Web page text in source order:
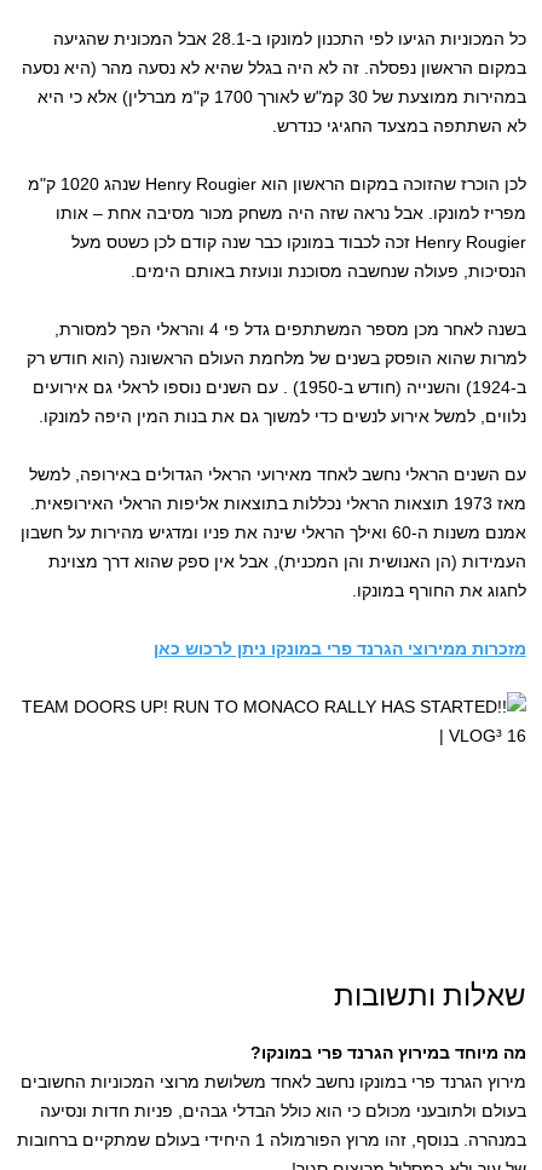
כל המכוניות הגיעו לפי התכנון למונקו ב-28.1 אבל המכונית שהגיעה
במקום הראשון נפסלה. זה לא היה בגלל שהיא לא נסעה מהר (היא נסעה
במהירות ממוצעת של 30 קמ"ש לאורך 1700 ק"מ מברלין) אלא כי היא
לא השתתפה במצעד החגיגי כנדרש.
לכן הוכרז שהזוכה במקום הראשון הוא Henry Rougier שנהג 1020 ק"מ
מפריז למונקו. אבל נראה שזה היה משחק מכור מסיבה אחת – אותו
Henry Rougier זכה לכבוד במונקו כבר שנה קודם לכן כשטס מעל
הנסיכות, פעולה שנחשבה מסוכנת ונועזת באותם הימים.
בשנה לאחר מכן מספר המשתתפים גדל פי 4 והראלי הפך למסורת,
למרות שהוא הופסק בשנים של מלחמת העולם הראשונה (הוא חודש רק
ב-1924) והשנייה (חודש ב-1950) . עם השנים נוספו לראלי גם אירועים
נלווים, למשל אירוע לנשים כדי למשוך גם את בנות המין היפה למונקו.
עם השנים הראלי נחשב לאחד מאירועי הראלי הגדולים באירופה, למשל
מאז 1973 תוצאות הראלי נכללות בתוצאות אליפות הראלי האירופאית.
אמנם משנות ה-60 ואילך הראלי שינה את פניו ומדגיש מהירות על חשבון
העמידות (הן האנושית והן המכנית), אבל אין ספק שהוא דרך מצוינת
לחגוג את החורף במונקו.
מזכרות ממירוצי הגרנד פרי במונקו ניתן לרכוש כאן
שאלות ותשובות
מה מיוחד במירוץ הגרנד פרי במונקו?
מירוץ הגרנד פרי במונקו נחשב לאחד משלושת מרוצי המכוניות החשובים
בעולם ולתובעני מכולם כי הוא כולל הבדלי גבהים, פניות חדות ונסיעה
במנהרה. בנוסף, זהו מרוץ הפורמולה 1 היחידי בעולם שמתקיים ברחובות